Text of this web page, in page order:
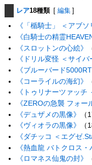
レア18種類 [ 編集 ]
《「楯騎士」 ＜アブソ
《白騎士の精霊
《スロットンの心絵》
《ドリル変怪 ＜サイバ
《ブルーバード5000RT
《コーライルの海幻》
《トゥリナーツァッチ
《ZEROの急襲 フォー
《デュザメの黒像》
（
《ヴィオラの黒像》
（
《ダチッコ ＜エグゼ
《熱血龍 バトクロス・
《ロマネス仙鬼の封》